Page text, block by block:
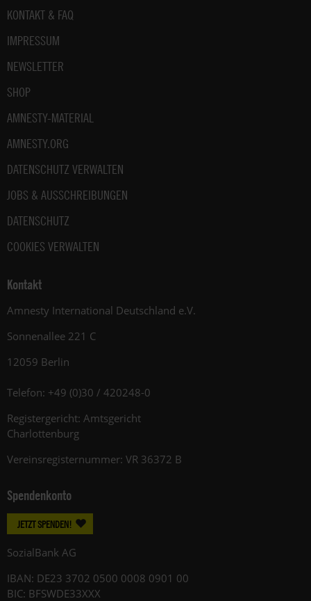
Fußbereich
KONTAKT & FAQ
IMPRESSUM
NEWSLETTER
SHOP
AMNESTY-MATERIAL
AMNESTY.ORG
DATENSCHUTZ VERWALTEN
JOBS & AUSSCHREIBUNGEN
DATENSCHUTZ
COOKIES VERWALTEN
Kontakt
Amnesty International Deutschland e.V.
Sonnenallee 221 C
12059 Berlin
Telefon: +49 (0)30 / 420248-0
Registergericht: Amtsgericht
Charlottenburg
Vereinsregisternummer: VR 36372 B
Spendenkonto
JETZT SPENDEN!
SozialBank AG
IBAN: DE23 3702 0500 0008 0901 00
BIC: BFSWDE33XXX